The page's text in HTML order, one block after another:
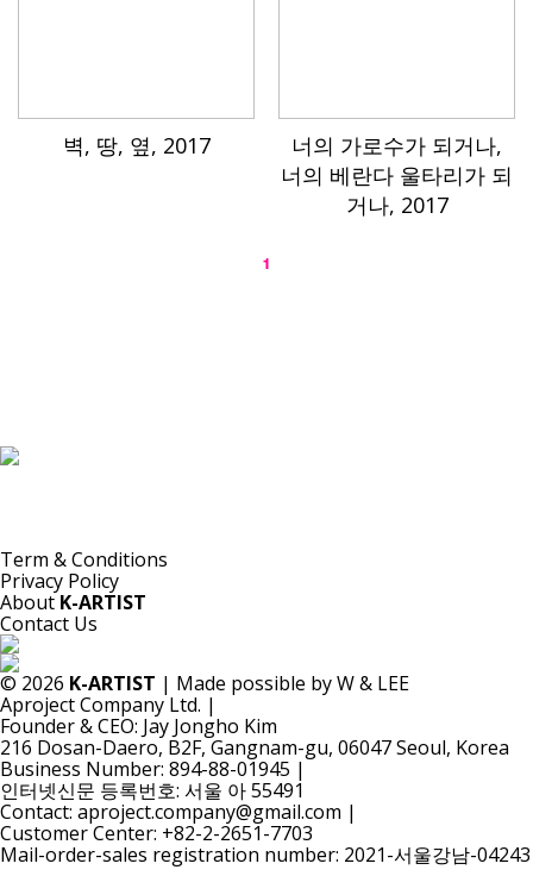
벽, 땅, 옆, 2017
너의 가로수가 되거나,
너의 베란다 울타리가 되
거나, 2017
1
Term & Conditions
Privacy Policy
About K-ARTIST
Contact Us
© 2026 K-ARTIST | Made possible by W & LEE
Aproject Company Ltd. |
Founder & CEO: Jay Jongho Kim
216 Dosan-Daero, B2F, Gangnam-gu, 06047 Seoul, Korea
Business Number: 894-88-01945 |
인터넷신문 등록번호: 서울 아 55491
Contact: aproject.company@gmail.com |
Customer Center: +82-2-2651-7703
Mail-order-sales registration number: 2021-서울강남-04243